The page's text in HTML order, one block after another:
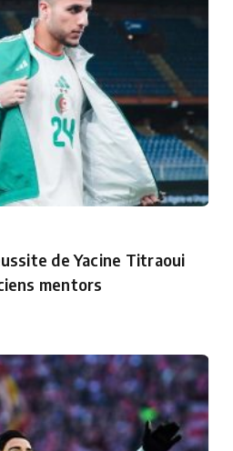
de Yacine Titraoui
mentors